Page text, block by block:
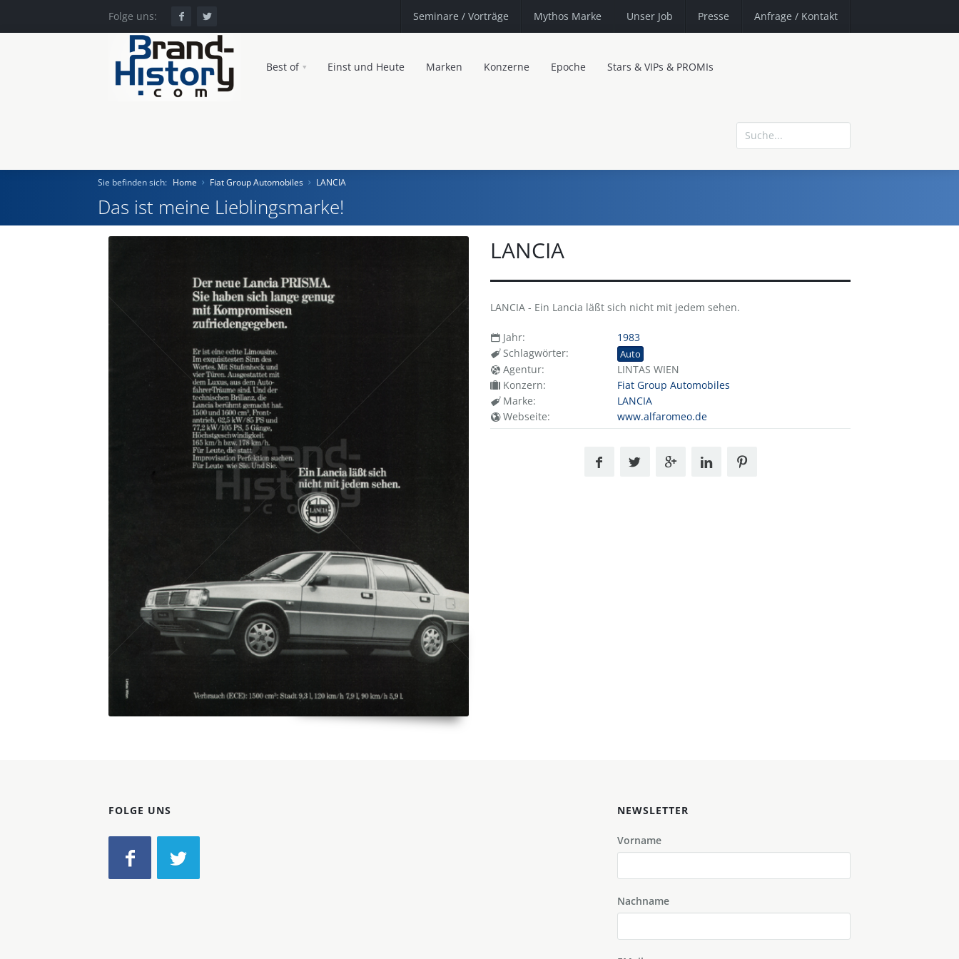
Folge uns: Seminare / Vorträge Mythos Marke Unser Job Presse Anfrage / Kontakt
Best of Einst und Heute Marken Konzerne Epoche Stars & VIPs & PROMIs
Home
Epoche
Sie befinden sich: Home Fiat Group Automobiles LANCIA
Das ist meine Lieblingsmarke!
LANCIA
LANCIA - Ein Lancia läßt sich nicht mit jedem sehen.
Jahr:
1983
Schlagwörter:
Auto
Agentur:
LINTAS WIEN
Konzern:
Fiat Group Automobiles
Marke:
LANCIA
Webseite:
www.alfaromeo.de
FOLGE UNS NEWSLETTER
Vorname
Nachname